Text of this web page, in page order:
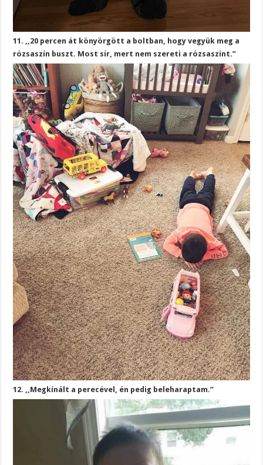
11. ,,20 percen át könyörgött a boltban, hogy vegyük meg a
rózsaszín buszt. Most sír, mert nem szereti a rózsaszínt.”
12. ,,Megkínált a perecével, én pedig beleharaptam.”